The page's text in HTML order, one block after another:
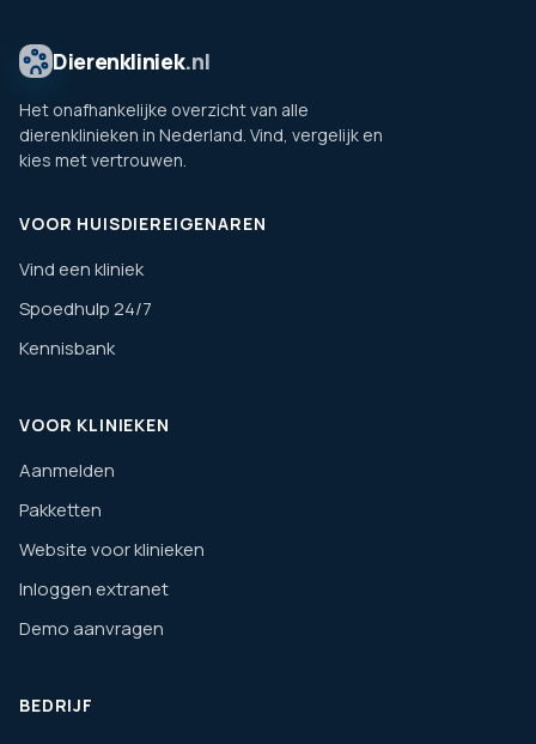
Dierenkliniek.nl
Het onafhankelijke overzicht van alle
dierenklinieken in Nederland. Vind, vergelijk en
kies met vertrouwen.
VOOR HUISDIEREIGENAREN
Vind een kliniek
Spoedhulp 24/7
Kennisbank
VOOR KLINIEKEN
Aanmelden
Pakketten
Website voor klinieken
Inloggen extranet
Demo aanvragen
BEDRIJF